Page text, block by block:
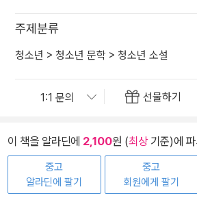
주제분류
청소년 > 청소년 문학 > 청소년 소설
선물하기
이 책을 알라딘에 2,100원 (최상기준)에 파
중고
알라딘에 팔기
중고
회원에게 팔기